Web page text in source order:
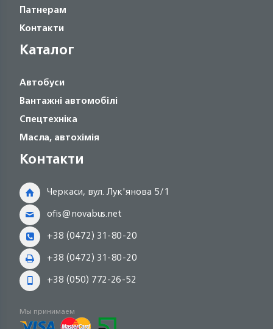
Патнерам
Контакти
Каталог
Автобуси
Вантажні автомобілі
Спецтехніка
Масла, автохімія
Контакти
Черкаси, вул. Лук'янова 5/1
ofis@novabus.net
+38 (0472) 31-80-20
+38 (0472) 31-80-20
+38 (050) 772-26-52
Мы принимаем